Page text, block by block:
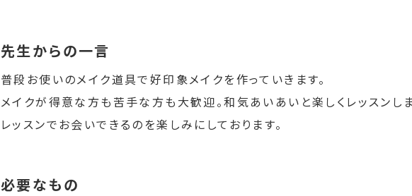
先生からの一言
普段お使いのメイク道具で好印象メイクを作っていきます。
メイクが得意な方も苦手な方も大歓迎。和気あいあいと楽しくレッスンし
レッスンでお会いできるのを楽しみにしております。
必要なもの